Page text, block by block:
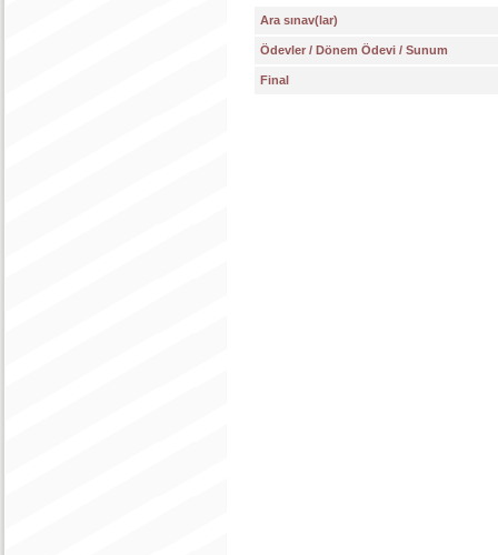
Ara sınav(lar)
Ödevler / Dönem Ödevi / Sunum
Final